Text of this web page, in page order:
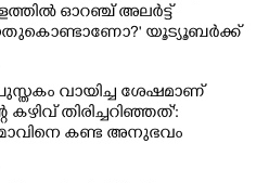
ഓറഞ്ച് അല‌ർട്ട്
യൂട്യൂബർക്ക്
പ്രിയ
വായിച്ച ശേഷമാണ്
കഴിവ് തിരിച്ചറിഞ്ഞത്':
കണ്ട അനുഭവം
ലെന